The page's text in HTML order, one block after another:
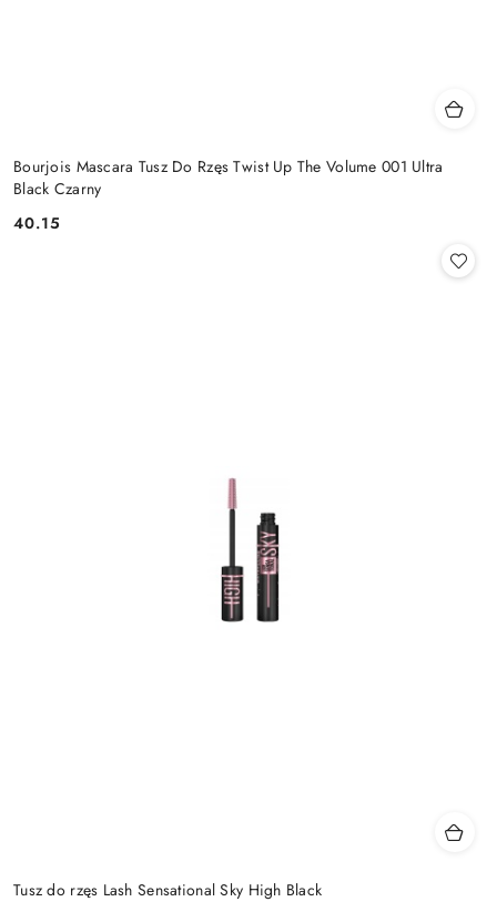
Bourjois Mascara Tusz Do Rzęs Twist Up The Volume 001 Ultra
Black Czarny
Cena:
40.15
Tusz do rzęs Lash Sensational Sky High Black